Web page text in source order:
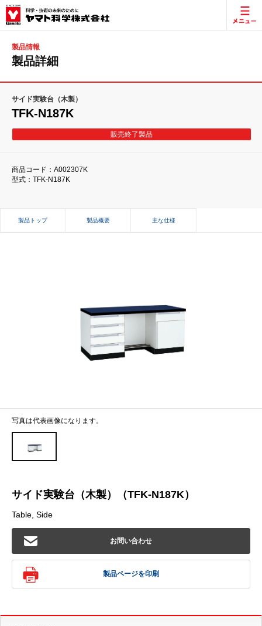
製品情報
製品詳細
サイド実験台（木製）
TFK-N187K
販売終了製品
商品コード：A002307K
型式：TFK-N187K
製品トップ 製品概要 主な仕様
写真は代表画像になります。
サイド実験台（木製）（TFK-N187K）
Table, Side
お問い合わせ
製品ページを印刷